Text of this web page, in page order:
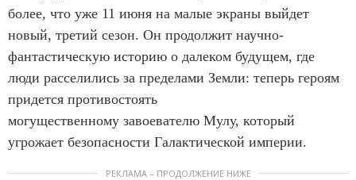
более, что уже 11 июня на малые экраны выйдет
новый, третий сезон. Он продолжит научно-
фантастическую историю о далеком будущем, где
люди расселились за пределами Земли: теперь героям
придется противостоять
могущественному завоевателю Мулу, который
угрожает безопасности Галактической империи.
РЕКЛАМА – ПРОДОЛЖЕНИЕ НИЖЕ